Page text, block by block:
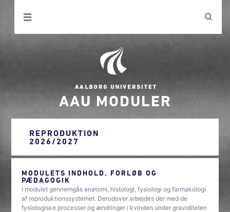
AAU MODULER
REPRODUKTION
2026/2027
MODULETS INDHOLD, FORLØB OG
PÆDAGOGIK
I modulet gennemgås anatomi, histologi, fysiologi og farmakologi
af reproduktionssystemet. Derudover arbejdes der med de
fysiologiske processer og ændringer i kvinden under graviditeten